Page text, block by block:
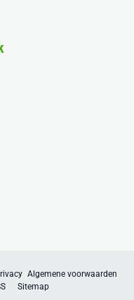
Algemene voorwaarden
Sitemap